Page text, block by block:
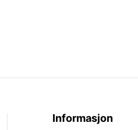
Informasjon